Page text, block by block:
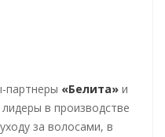
партнеры «Белита» и
в производстве
за волосами, в